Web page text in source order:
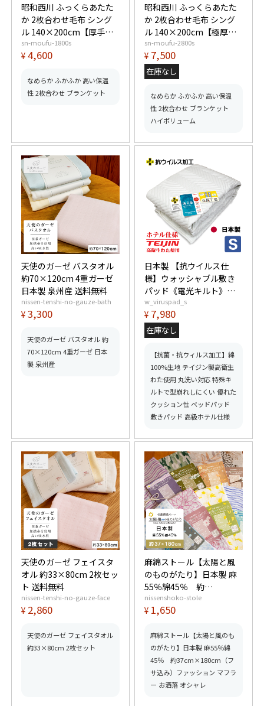
昭和西川 ふっくらあたた
か 2枚合わせ毛布 シング
ル 140×200cm【厚手
1.8kgタイプ】 ふんわりと
したボリュームで心地よ
洗いOK
sn-moufu-1800s
¥ 4,600
なめらか ふかふか 高い保温
性 2枚合わせ ブランケット
昭和西川 ふっくらあたた
か 2枚合わせ毛布 シング
ル 140×200cm【極厚
2.8kgタイプ】 ふんわりと
したボリュームで心地よ
いぬくもり 高い保湿性 水
洗いOK
sn-moufu-2800s
¥ 7,500
在庫なし
なめらか ふかふか 高い保温
性 2枚合わせ ブランケット
ハイボリューム
天使のガーゼ バスタオル
約70×120cm 4重ガーゼ
日本製 泉州産 送料無料
nissen-tenshi-no-gauze-bath
¥ 3,300
天使のガーゼ バスタオル 約
70×120cm 4重ガーゼ 日本
製 泉州産
日本製 【抗ウイルス仕
様】ウォッシャブル敷き
パッド《電光キルト》シ
ングル 100×205cm
w_viruspad_s
¥ 7,980
在庫なし
【抗菌・抗ウィルス加工】綿
100%生地 テイジン製高衛生
わた使用 丸洗い対応 特殊キ
ルトで型崩れしにくい 優れた
クッション性 ベッドパッド
敷きパッド 高級ホテル仕様
天使のガーゼ フェイスタ
オル 約33×80cm 2枚セッ
ト 送料無料
nissen-tenshi-no-gauze-face
¥ 2,860
天使のガーゼ フェイスタオル
約33×80cm 2枚セット
麻綿ストール【太陽と風
のものがたり】日本製 麻
55％綿45％ 約
37cm×180cm（フサ込
み）ファッション マフラ
nissenshoko-stole
¥ 1,650
麻綿ストール【太陽と風のも
のがたり】日本製 麻55％綿
45％ 約37cm×180cm（フ
サ込み）ファッション マフラ
ー お洒落 オシャレ